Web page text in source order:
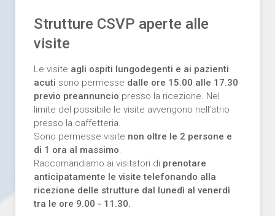
Strutture CSVP aperte alle
visite
Le visite agli ospiti lungodegenti e ai pazienti
acuti sono permesse dalle ore 15.00 alle 17.30
previo preannuncio presso la ricezione. Nel
limite del possibile le visite avvengono nell’atrio
presso la caffetteria.
Sono permesse visite non oltre le 2 persone e
di 1 ora al massimo.
Raccomandiamo ai visitatori di prenotare
anticipatamente le visite telefonando alla
ricezione delle strutture dal lunedì al venerdì
tra le ore 9.00 - 11.30.